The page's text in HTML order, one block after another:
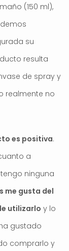
(150 ml),
su
resulta
de spray y
realmente no
es positiva.
a
ninguna
me gusta del
utilizarlo y lo
gustado
comprarlo y